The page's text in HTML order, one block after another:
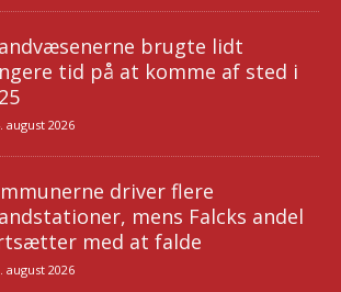
brugte lidt
tid på at komme af sted i
august 2026
driver flere
mens Falcks andel
med at falde
august 2026